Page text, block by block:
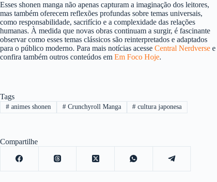
Esses shonen manga não apenas capturam a imaginação dos leitores,
mas também oferecem reflexões profundas sobre temas universais,
como responsabilidade, sacrifício e a complexidade das relações
humanas. À medida que novas obras continuam a surgir, é fascinante
observar como esses temas clássicos são reinterpretados e adaptados
para o público moderno. Para mais notícias acesse Central Nerdverse e
confira também outros conteúdos em Em Foco Hoje.
Tags
#animes shonen #Crunchyroll Manga # cultura japonesa
Compartilhe